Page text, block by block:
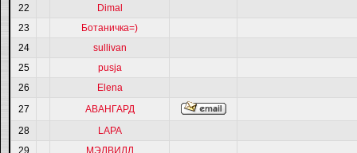
22
Dimal
23
Ботаничка=)
24
sullivan
25
pusja
26
Elena
27
АВАНГАРД
28
LAPA
29
МЭЛВИЛЛ